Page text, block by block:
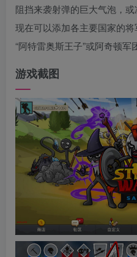
阻挡来袭射弹的巨大气泡，
现在可以添加各主要国家的
“阿特雷奥斯王子”或阿奇顿军
游戏截图